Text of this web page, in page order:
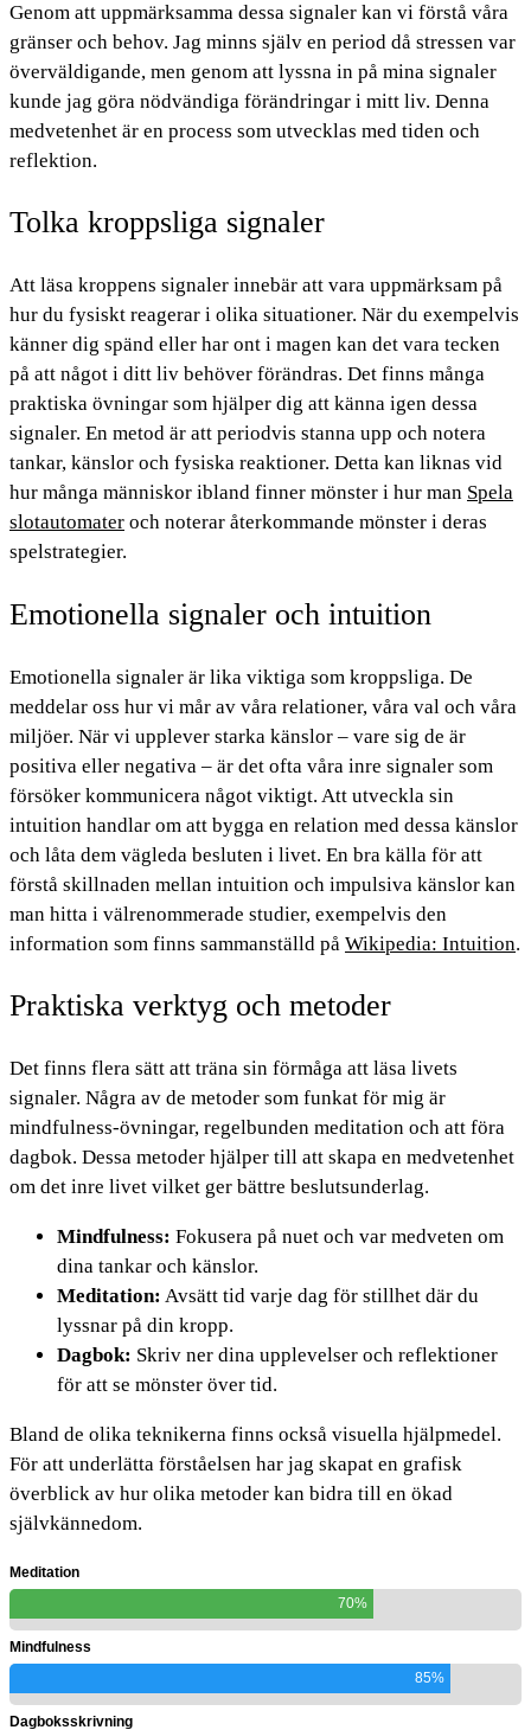
Genom att uppmärksamma dessa signaler kan vi förstå våra
gränser och behov. Jag minns själv en period då stressen var
överväldigande, men genom att lyssna in på mina signaler
kunde jag göra nödvändiga förändringar i mitt liv. Denna
medvetenhet är en process som utvecklas med tiden och
reflektion.
Tolka kroppsliga signaler
Att läsa kroppens signaler innebär att vara uppmärksam på
hur du fysiskt reagerar i olika situationer. När du exempelvis
känner dig spänd eller har ont i magen kan det vara tecken
på att något i ditt liv behöver förändras. Det finns många
praktiska övningar som hjälper dig att känna igen dessa
signaler. En metod är att periodvis stanna upp och notera
tankar, känslor och fysiska reaktioner. Detta kan liknas vid
hur många människor ibland finner mönster i hur man Spela
slotautomater och noterar återkommande mönster i deras
spelstrategier.
Emotionella signaler och intuition
Emotionella signaler är lika viktiga som kroppsliga. De
meddelar oss hur vi mår av våra relationer, våra val och våra
miljöer. När vi upplever starka känslor – vare sig de är
positiva eller negativa – är det ofta våra inre signaler som
försöker kommunicera något viktigt. Att utveckla sin
intuition handlar om att bygga en relation med dessa känslor
och låta dem vägleda besluten i livet. En bra källa för att
förstå skillnaden mellan intuition och impulsiva känslor kan
man hitta i välrenommerade studier, exempelvis den
information som finns sammanställd på Wikipedia: Intuition.
Praktiska verktyg och metoder
Det finns flera sätt att träna sin förmåga att läsa livets
signaler. Några av de metoder som funkat för mig är
mindfulness-övningar, regelbunden meditation och att föra
dagbok. Dessa metoder hjälper till att skapa en medvetenhet
om det inre livet vilket ger bättre beslutsunderlag.
Mindfulness: Fokusera på nuet och var medveten om
dina tankar och känslor.
Meditation: Avsätt tid varje dag för stillhet där du
lyssnar på din kropp.
Dagbok: Skriv ner dina upplevelser och reflektioner
för att se mönster över tid.
Bland de olika teknikerna finns också visuella hjälpmedel.
För att underlätta förståelsen har jag skapat en grafisk
överblick av hur olika metoder kan bidra till en ökad
självkännedom.
Meditation
70%
Mindfulness
85%
Dagboksskrivning